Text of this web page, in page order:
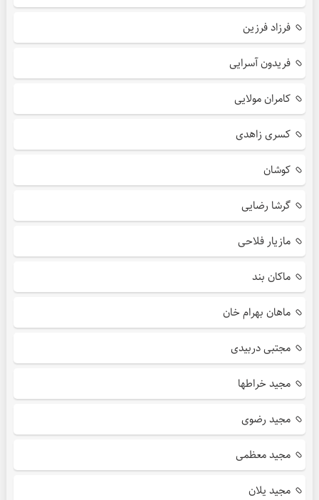
فرزاد فرزین
فریدون آسرایی
کامران مولایی
کسری زاهدی
کوشان
گرشا رضایی
مازیار فلاحی
ماکان بند
ماهان بهرام خان
مجتبی دربیدی
مجید خراطها
مجید رضوی
مجید معظمی
مجید یلان